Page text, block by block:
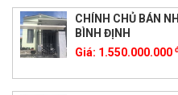
CHÍNH CHỦ BÁN
BÌNH ĐỊNH
Giá: 1.550.000.000